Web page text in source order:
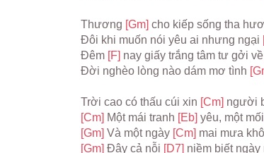
Thương [Gm] cho kiếp sống tha
Đôi khi muốn nói yêu ai nhưng ngại
Đêm [F] nay giấy trắng tâm tư gởi về
Đời nghèo lòng nào dám mơ tình
Trời cao có thấu cúi xin [Cm] người
[Cm] Một mái tranh [Eb] yêu, một mối
[Gm] Và một ngày [Cm] mai mưa
[Gm] Đây cả nỗi [D7] niềm biết ngày